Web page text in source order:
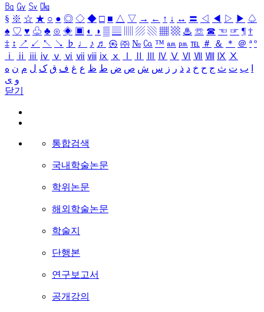
㏃ ㏉ ㏜ ㏆
§ ※ ☆ ★ ○ ● ◎ ◇ ◆ □ ■ △ ▽ → ← ↑ ↓ ↔ 〓 ◁ ◀ ▷ ▶ ♤
♠ ♡ ♥ ♧ ♣ ⊙ ◈ ▣ ◐ ◑ ▒ ▤ ▨ ▧ ▦ ▩ ♨ ☏ ☎ ☜ ☞ ¶ †
‡ ↕ ↗ ↙ ↖ ↘ ♭ ♩ ♪ ♬ ㉿ ㈜ № ㏇ ™ ㏂ ㏘ ℡ ＃ ＆ ＊ ＠ ª º
ⅰ
ⅱ ⅲ ⅳ ⅴ ⅵ ⅶ ⅷ ⅸ ⅹ Ⅳ Ⅴ Ⅵ Ⅶ Ⅷ Ⅸ Ⅹ
ب ت ث ج ح خ د ذ ر ز س ش ص ض ط ظ ع غ ف ق ک ل م ن ه
و ی
닫기
통합검색
국내학술논문
학위논문
해외학술논문
학술지
단행본
연구보고서
공개강의